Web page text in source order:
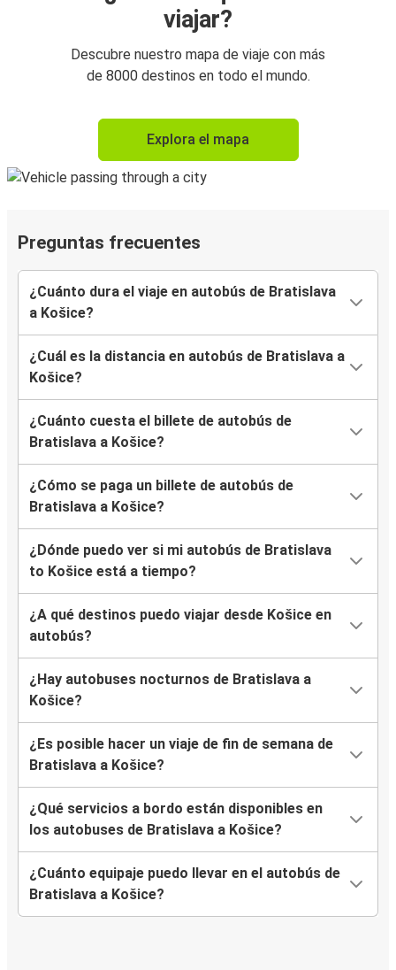
viajar?
Descubre nuestro mapa de viaje con más
de 8000 destinos en todo el mundo.
Explora el mapa
Preguntas frecuentes
¿Cuánto dura el viaje en autobús de Bratislava
a Košice?
¿Cuál es la distancia en autobús de Bratislava a
Košice?
¿Cuánto cuesta el billete de autobús de
Bratislava a Košice?
¿Cómo se paga un billete de autobús de
Bratislava a Košice?
¿Dónde puedo ver si mi autobús de Bratislava
to Košice está a tiempo?
¿A qué destinos puedo viajar desde Košice en
autobús?
¿Hay autobuses nocturnos de Bratislava a
Košice?
¿Es posible hacer un viaje de fin de semana de
Bratislava a Košice?
¿Qué servicios a bordo están disponibles en
los autobuses de Bratislava a Košice?
¿Cuánto equipaje puedo llevar en el autobús de
Bratislava a Košice?